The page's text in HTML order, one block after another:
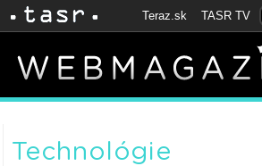
Teraz.sk TASR TV
Technológie